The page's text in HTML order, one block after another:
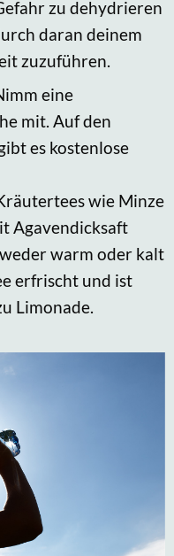
zu dehydrieren
daran deinem
zuzuführen.
eine
mit. Auf den
es kostenlose
wie Minze
Agavendicksaft
warm oder kalt
erfrischt und ist
Limonade.